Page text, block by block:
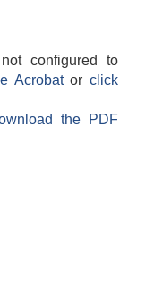
configured to
Acrobatorclick
the PDF